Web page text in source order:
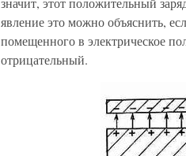
явление это можно объяс­нить,
помещенного в электрическое
отрицательный.